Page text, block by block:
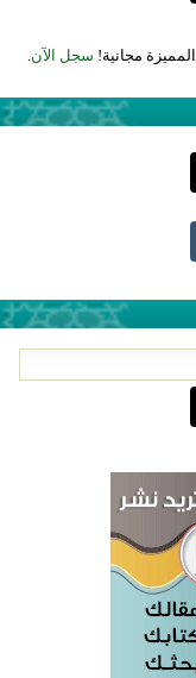
مجانية! سجل الآن